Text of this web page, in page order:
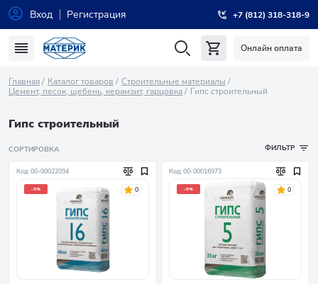
Вход Регистрация +7 (812) 318-318-9
Онлайн оплата
Главная Каталог товаров
Строительные материалы
Цемент, песок, щебень, керамзит, гарцовка
Гипс строительный
Гипс строительный
СОРТИРОВКА ФИЛЬТР
Код: 00-00022094
-3% 0
Код: 00-00016973
-5% 0